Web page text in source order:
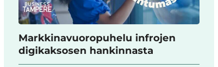
Markkinavuoropuhelu infrojen
digikaksosen hankinnasta